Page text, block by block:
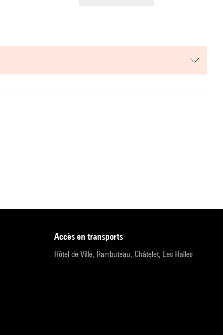
accès en transports
Hôtel de Ville, Rambuteau, Châtelet, Les Halles